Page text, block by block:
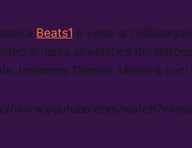
a Beats1 e vede la
si ispira all’estetica dei
Insomma Damon Albarn &
www.youtube.com/